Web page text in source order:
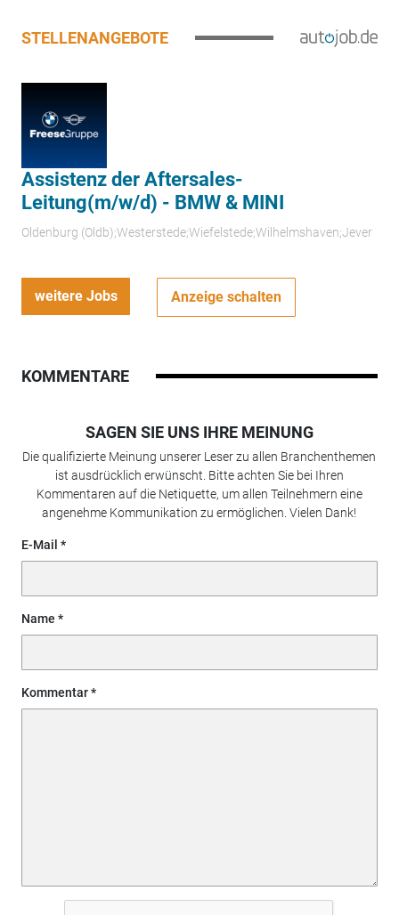
STELLENANGEBOTE
Assistenz der Aftersales-
Leitung(m/w/d) - BMW & MINI
Oldenburg (Oldb);Westerstede;Wiefelstede;Wilhelmshaven;Jever
weitere Jobs Anzeige schalten
KOMMENTARE
SAGEN SIE UNS IHRE MEINUNG
Die qualifizierte Meinung unserer Leser zu allen Branchenthemen
ist ausdrücklich erwünscht. Bitte achten Sie bei Ihren
Kommentaren auf die Netiquette, um allen Teilnehmern eine
angenehme Kommunikation zu ermöglichen. Vielen Dank!
E-Mail
Name
Kommentar